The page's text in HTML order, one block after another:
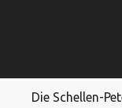
Die Schellen-